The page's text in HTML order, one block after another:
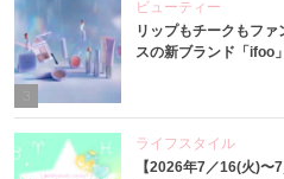
3
ビューティー
リップもチークもフ
スの新ブランド「ifoo
ライフスタイル
【2026年7／16(火)